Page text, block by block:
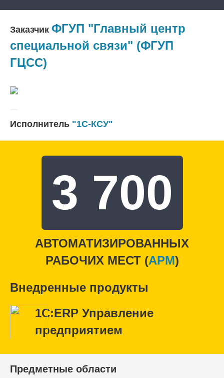
Заказчик ФГУП "Главный центр
специальной связи" (ФГУП
ГЦСС)
Исполнитель "1С-КСУ"
3 700
АВТОМАТИЗИРОВАННЫХ
РАБОЧИХ МЕСТ (APM)
Внедренные продукты
1С:ERP Управление
предприятием
Предметные области